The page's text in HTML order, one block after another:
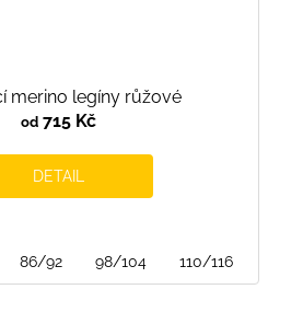
merino legíny růžové
od715 Kč
DETAIL
86/92 98/104 110/116